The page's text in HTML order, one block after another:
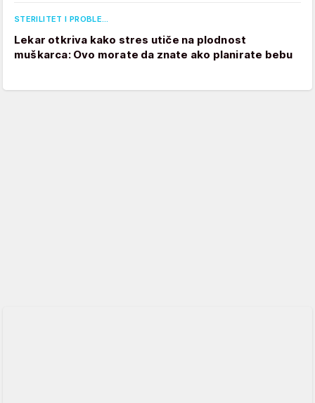
STERILITET I PROBLE…
Lekar otkriva kako stres utiče na plodnost
muškarca: Ovo morate da znate ako planirate bebu